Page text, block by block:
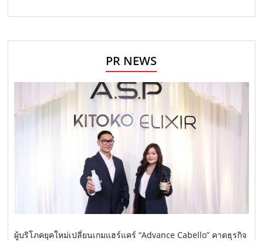
PR NEWS
ผู้บริโภคยุคใหม่เปลี่ยนเกมแฮร์แคร์ “Advance Cabello” คาดธุรกิจ